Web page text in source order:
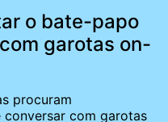
o bate-papo
garotas on-
procuram
conversar com garotas